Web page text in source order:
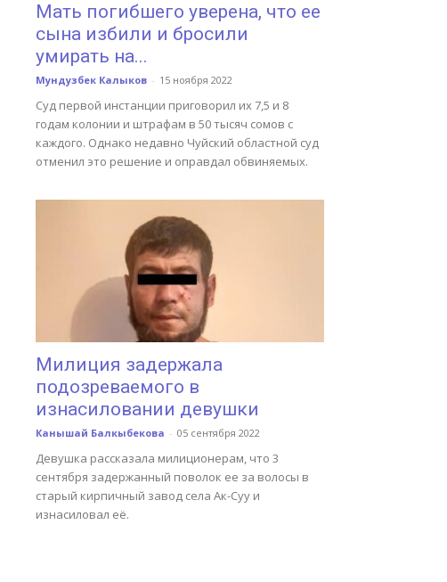
Мать погибшего уверена, что ее
сына избили и бросили
умирать на...
Мундузбек Калыков - 15 ноября 2022
Суд первой инстанции приговорил их 7,5 и 8
годам колонии и штрафам в 50 тысяч сомов с
каждого. Однако недавно Чуйский областной суд
отменил это решение и оправдал обвиняемых.
Милиция задержала
подозреваемого в
изнасиловании девушки
Канышай Балкыбекова - 05 сентября 2022
Девушка рассказала милиционерам, что 3
сентября задержанный поволок ее за волосы в
старый кирпичный завод села Ак-Суу и
изнасиловал её.